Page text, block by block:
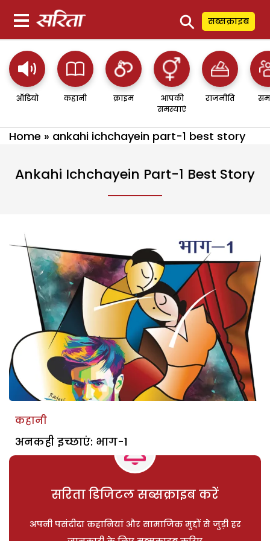
⚲ सब्सक्राइब
ऑडियो कहानी क्राइम
आपकी
समस्याएं
राजनीति
Home » ankahi ichchayein part-1 best story
Ankahi Ichchayein Part-1 Best Story
कहानी
अनकही इच्छाएं: भाग-1
सरिता डिजिटल सब्सक्राइब करें
अपनी पसंदीदा कहानियां और सामाजिक मुद्दों से जुड़ी हर